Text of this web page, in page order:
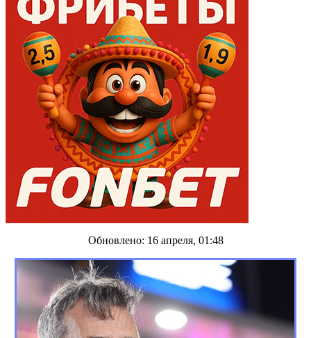
Обновлено: 16 апреля, 01:48